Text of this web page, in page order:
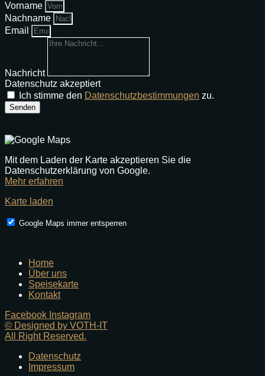
Vorname
Nachname
Email
Nachricht
Datenschutz akzeptiert
Ich stimme den Datenschutzbestimmungen zu.
Senden
Mit dem Laden der Karte akzeptieren Sie die
Datenschutzerklärung von Google.
Mehr erfahren
Karte laden
Google Maps immer entsperren
Home
Über uns
Speisekarte
Kontakt
Facebook Instagram
© Designed by VOTH-IT
All Right Reserved.
Datenschutz
Impressum